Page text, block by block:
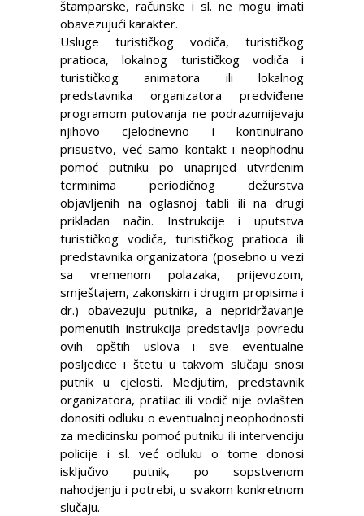
štamparske, računske i sl. ne mogu imati
obavezujući karakter.
Usluge turističkog vodiča, turističkog
pratioca, lokalnog turističkog vodiča i
turističkog animatora ili lokalnog
predstavnika organizatora predviđene
programom putovanja ne podrazumijevaju
njihovo cjelodnevno i kontinuirano
prisustvo, već samo kontakt i neophodnu
pomoć putniku po unaprijed utvrđenim
terminima periodičnog dežurstva
objavljenih na oglasnoj tabli ili na drugi
prikladan način. Instrukcije i uputstva
turističkog vodiča, turističkog pratioca ili
predstavnika organizatora (posebno u vezi
sa vremenom polazaka, prijevozom,
smještajem, zakonskim i drugim propisima i
dr.) obavezuju putnika, a nepridržavanje
pomenutih instrukcija predstavlja povredu
ovih opštih uslova i sve eventualne
posljedice i štetu u takvom slučaju snosi
putnik u cjelosti. Medjutim, predstavnik
organizatora, pratilac ili vodič nije ovlašten
donositi odluku o eventualnoj neophodnosti
za medicinsku pomoć putniku ili intervenciju
policije i sl. već odluku o tome donosi
isključivo putnik, po sopstvenom
nahodjenju i potrebi, u svakom konkretnom
slučaju.